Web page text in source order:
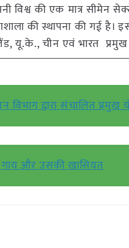
विश्व की एक मात्र सीमेन
की स्थापना की गई
यू.के., चीन एवं भारत
द्वारा संचालित प्रमुख
गाय और उसकी खासियत